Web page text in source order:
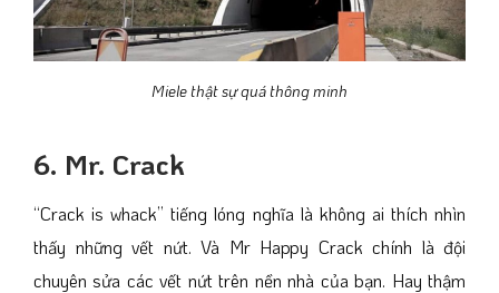
Miele thật sự quá thông minh
6. Mr. Crack
“Crack is whack” tiếng lóng nghĩa là không ai thích nhìn
thấy những vết nứt. Và Mr Happy Crack chính là đội
chuyên sửa các vết nứt trên nền nhà của bạn. Hay thậm